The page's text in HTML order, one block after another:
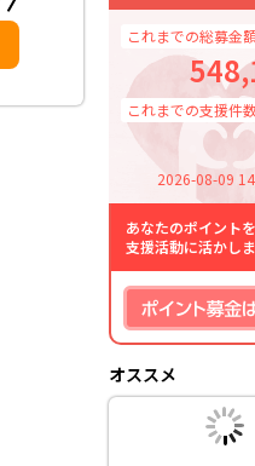
これまでの総募金
これまでの支援件数
2026-08-09
あなたのポイントを
支援活動に活かし
オススメ